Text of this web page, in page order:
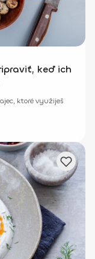
keď ich
ktoré využiješ